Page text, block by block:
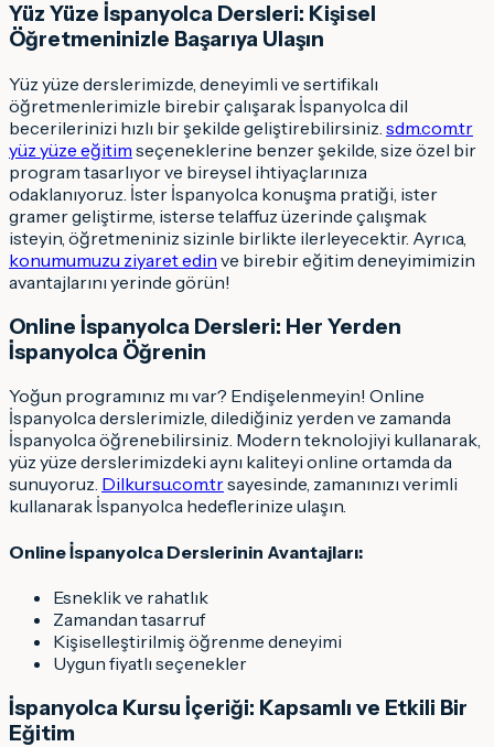
Yüz Yüze İspanyolca Dersleri: Kişisel
Öğretmeninizle Başarıya Ulaşın
Yüz yüze derslerimizde, deneyimli ve sertifikalı
öğretmenlerimizle birebir çalışarak İspanyolca dil
becerilerinizi hızlı bir şekilde geliştirebilirsiniz. sdm.com.tr
yüz yüze eğitim seçeneklerine benzer şekilde, size özel bir
program tasarlıyor ve bireysel ihtiyaçlarınıza
odaklanıyoruz. İster İspanyolca konuşma pratiği, ister
gramer geliştirme, isterse telaffuz üzerinde çalışmak
isteyin, öğretmeniniz sizinle birlikte ilerleyecektir. Ayrıca,
konumumuzu ziyaret edin ve birebir eğitim deneyimimizin
avantajlarını yerinde görün!
Online İspanyolca Dersleri: Her Yerden
İspanyolca Öğrenin
Yoğun programınız mı var? Endişelenmeyin! Online
İspanyolca derslerimizle, dilediğiniz yerden ve zamanda
İspanyolca öğrenebilirsiniz. Modern teknolojiyi kullanarak,
yüz yüze derslerimizdeki aynı kaliteyi online ortamda da
sunuyoruz. Dilkursu.com.trsayesinde, zamanınızı verimli
kullanarak İspanyolca hedeflerinize ulaşın.
Online İspanyolca Derslerinin Avantajları:
Esneklik ve rahatlık
Zamandan tasarruf
Kişiselleştirilmiş öğrenme deneyimi
Uygun fiyatlı seçenekler
İspanyolca Kursu İçeriği: Kapsamlı ve Etkili Bir
Eğitim